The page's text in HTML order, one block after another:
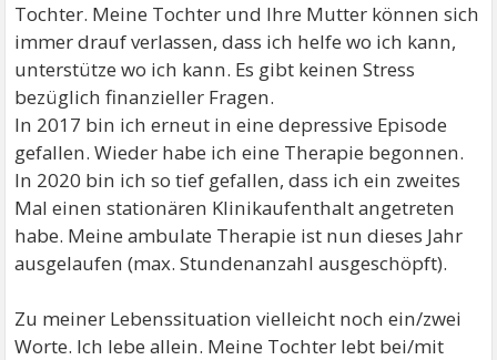
Tochter. Meine Tochter und Ihre Mutter können sich
immer drauf verlassen, dass ich helfe wo ich kann,
unterstütze wo ich kann. Es gibt keinen Stress
bezüglich finanzieller Fragen.
In 2017 bin ich erneut in eine depressive Episode
gefallen. Wieder habe ich eine Therapie begonnen.
In 2020 bin ich so tief gefallen, dass ich ein zweites
Mal einen stationären Klinikaufenthalt angetreten
habe. Meine ambulate Therapie ist nun dieses Jahr
ausgelaufen (max. Stundenanzahl ausgeschöpft).
Zu meiner Lebenssituation vielleicht noch ein/zwei
Worte. Ich lebe allein. Meine Tochter lebt bei/mit